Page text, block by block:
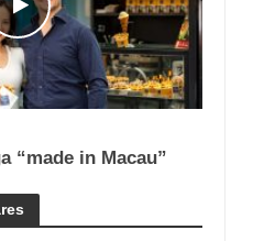
“made in Macau”